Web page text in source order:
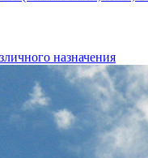
назначения